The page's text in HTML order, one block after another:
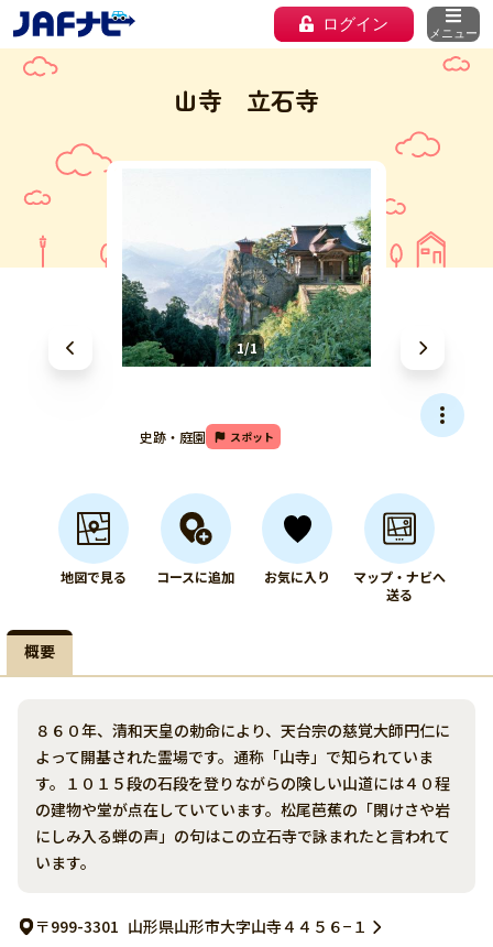
ログイン メニュー
山寺 立石寺
1/1
史跡・庭園 スポット
地図で見る コースに追加 お気に入り
マップ・ナビへ
送る
概要
８６０年、清和天皇の勅命により、天台宗の慈覚大師円仁に
よって開基された霊場です。通称「山寺」で知られていま
す。１０１５段の石段を登りながらの険しい山道には４０程
の建物や堂が点在していています。松尾芭蕉の「閑けさや岩
にしみ入る蝉の声」の句はこの立石寺で詠まれたと言われて
います。
〒999-3301 山形県山形市大字山寺４４５６−１